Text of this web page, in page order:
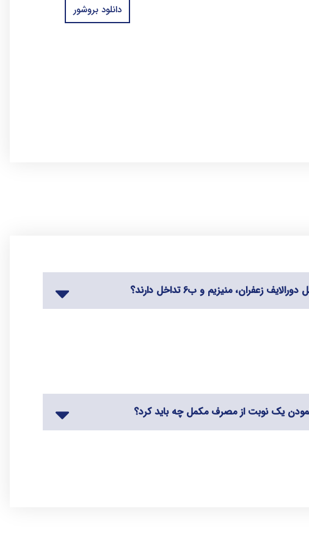
دانلود بروشور
زعفران، منیزیم و ب6 تداخل دارند؟
یک نوبت از مصرف مکمل چه باید کرد؟